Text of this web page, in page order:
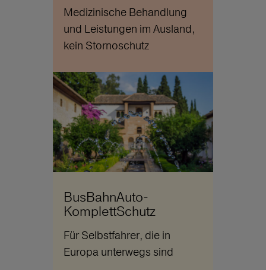
Medizinische Behandlung
und Leistungen im Ausland,
kein Stornoschutz
BusBahnAuto-
KomplettSchutz
Für Selbstfahrer, die in
Europa unterwegs sind